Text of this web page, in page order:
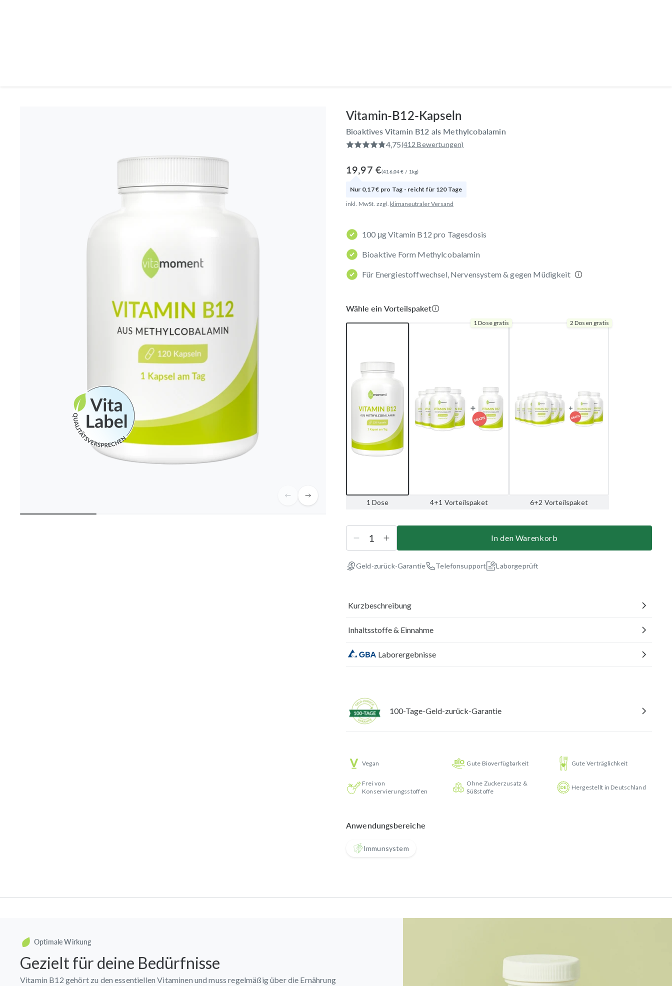
Vitamin-B12-Kapseln
Bioaktives Vitamin B12 als Methylcobalamin
4,75(412 Bewertungen)
19,97 €(416,04 € / 1kg)
Nur 0,17 € pro Tag - reicht für 120 Tage
inkl. MwSt. zzgl. klimaneutraler Versand
100 μg Vitamin B12 pro Tagesdosis
Bioaktive Form Methylcobalamin
Für Energiestoffwechsel, Nervensystem & gegen Müdigkeit
Wähle ein Vorteilspaket
1 Dose
1 Dose gratis
4+1 Vorteilspaket
2 Dosen gratis
6+2 Vorteilspaket
In den Warenkorb
Geld-zurück-Garantie Telefonsupport Laborgeprüft
Kurzbeschreibung
Inhaltsstoffe & Einnahme
Laborergebnisse
100-Tage-Geld-zurück-Garantie
Vegan Gute Bioverfügbarkeit Gute Verträglichkeit
Frei von
Konservierungsstoffen
Ohne Zuckerzusatz &
Süßstoffe
Hergestellt in Deutschland
Anwendungsbereiche
Immunsystem
Optimale Wirkung
Gezielt für deine Bedürfnisse
Vitamin B12 gehört zu den essentiellen Vitaminen und muss regelmäßig über die Ernährung